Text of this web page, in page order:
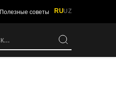
Полезные советы RUUZ